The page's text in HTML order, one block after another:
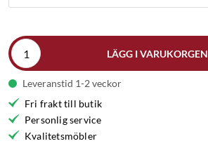
LÄGG I VARUKORGEN
Leveranstid 1-2 veckor
Fri frakt till butik
Personlig service
Kvalitetsmöbler